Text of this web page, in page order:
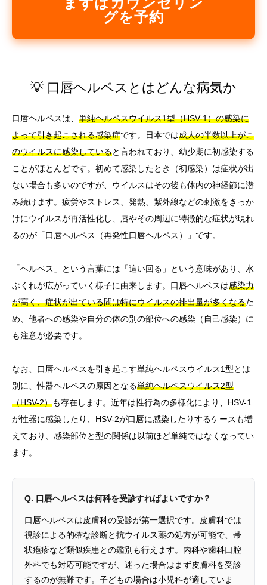
グを予約
💡 口唇ヘルペスとはどんな病気か
口唇ヘルペスは、 単純ヘルペスウイルス1型（HSV-1）の感染に
よって引き起こされる感染症です。日本では成人の半数以上がこ
のウイルスに感染していると言われており、幼少期に初感染する
ことがほとんどです。初めて感染したとき（初感染）は症状が出
ない場合も多いのですが、ウイルスはその後も体内の神経節に潜
み続けます。疲労やストレス、発熱、紫外線などの刺激をきっか
けにウイルスが再活性化し、唇やその周辺に特徴的な症状が現れ
るのが「口唇ヘルペス（再発性口唇ヘルペス）」です。
「ヘルペス」という言葉には「這い回る」という意味があり、水
ぶくれが広がっていく様子に由来します。口唇ヘルペスは感染力
が高く、症状が出ている間は特にウイルスの排出量が多くなるた
め、他者への感染や自分の体の別の部位への感染（自己感染）に
も注意が必要です。
なお、口唇ヘルペスを引き起こす単純ヘルペスウイルス1型とは
別に、性器ヘルペスの原因となる単純ヘルペスウイルス2型
（HSV-2）も存在します。近年は性行為の多様化により、HSV-1
が性器に感染したり、HSV-2が口唇に感染したりするケースも増
えており、感染部位と型の関係は以前ほど単純ではなくなってい
ます。
Q. 口唇ヘルペスは何科を受診すればよいですか？
口唇ヘルペスは皮膚科の受診が第一選択です。皮膚科では
視診による的確な診断と抗ウイルス薬の処方が可能で、帯
状疱疹など類似疾患との鑑別も行えます。内科や歯科口腔
外科でも対応可能ですが、迷った場合はまず皮膚科を受診
するのが無難です。子どもの場合は小児科が適していま